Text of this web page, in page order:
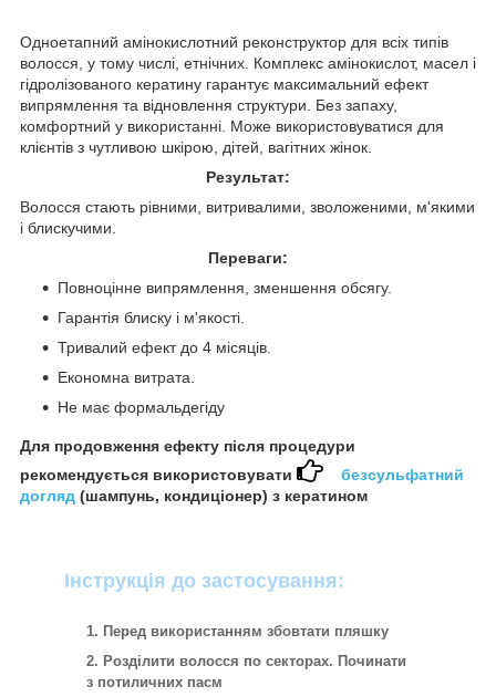
Одноетапний амінокислотний реконструктор для всіх типів
волосся, у тому числі, етнічних. Комплекс амінокислот, масел і
гідролізованого кератину гарантує максимальний ефект
випрямлення та відновлення структури. Без запаху,
комфортний у використанні. Може використовуватися для
клієнтів з чутливою шкірою, дітей, вагітних жінок.
Результат:
Волосся стають рівними, витривалими, зволоженими, м'якими
і блискучими.
Переваги:
Повноцінне випрямлення, зменшення обсягу.
Гарантія блиску і м'якості.
Тривалий ефект до 4 місяців.
Економна витрата.
Не має формальдегіду
Інструкція до застосування:
Перед використанням збовтати пляшку
Розділити волосся по секторах. Починати
з потиличних пасм
Для продовження ефекту після процедури
рекомендується використовувати
безсульфатний
догляд (шампунь, кондиціонер) з кератином